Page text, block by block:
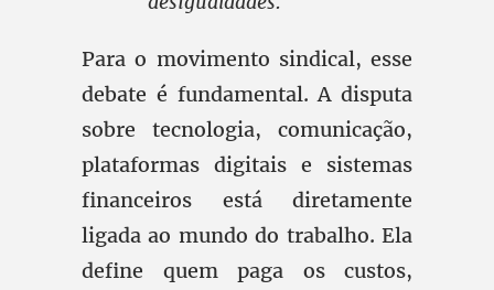
Para o movimento sindical, esse
debate é fundamental. A disputa
sobre tecnologia, comunicação,
plataformas digitais e sistemas
financeiros está diretamente
ligada ao mundo do trabalho. Ela
define quem paga os custos,